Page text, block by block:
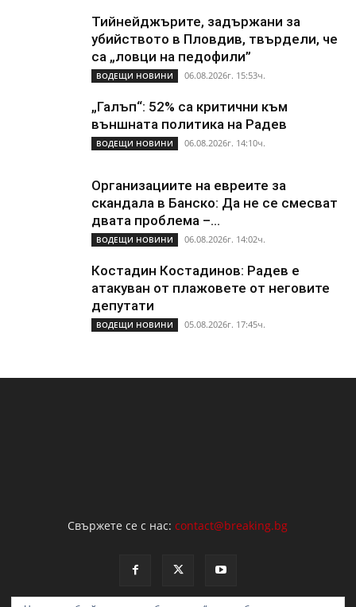
Тийнейджърите, задържани за
убийството в Пловдив, твърдели, че
са „ловци на педофили”
ВОДЕЩИ НОВИНИ 06.08.2026г. 15:53ч.
„Галъп“: 52% са критични към
външната политика на Радев
ВОДЕЩИ НОВИНИ 06.08.2026г. 14:10ч.
Организациите на евреите за
скандала в Банско: Да не се смесват
двата проблема –...
ВОДЕЩИ НОВИНИ 06.08.2026г. 14:02ч.
Костадин Костадинов: Радев е
атакуван от плажoвете от неговите
депутати
ВОДЕЩИ НОВИНИ 05.08.2026г. 17:45ч.
Свържете се с нас:contact@breaking.bg